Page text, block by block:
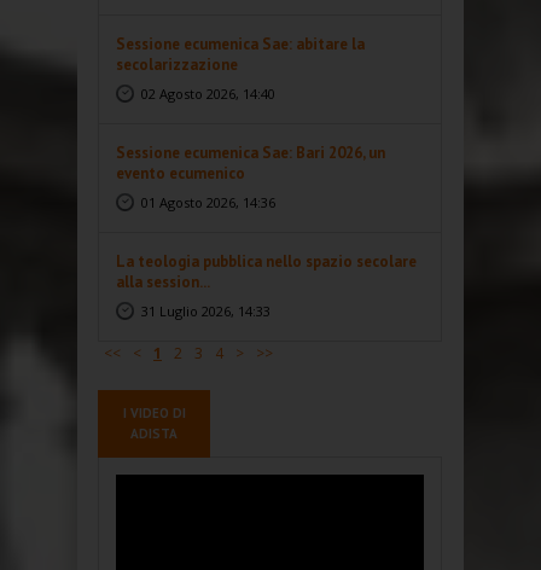
Sessione ecumenica Sae: abitare la
secolarizzazione
02 Agosto 2026, 14:40
Sessione ecumenica Sae: Bari 2026, un
evento ecumenico
01 Agosto 2026, 14:36
La teologia pubblica nello spazio secolare
alla session...
31 Luglio 2026, 14:33
<< < 1 2 3 4 > >>
I VIDEO DI
ADISTA